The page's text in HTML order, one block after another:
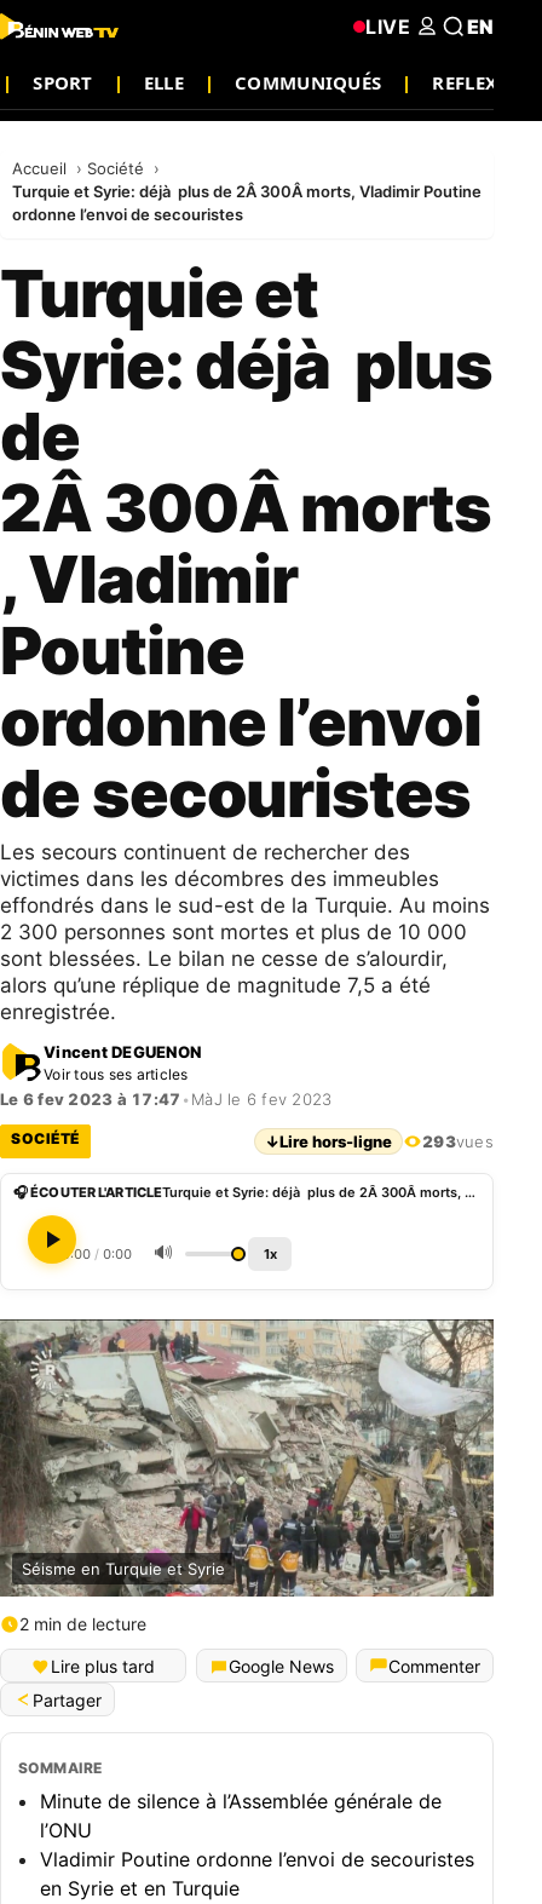
SPORT ELLE COMMUNIQUÉS REFLEXION
LIVE EN
Accueil
Société
Turquie et Syrie: déjà plus de 2Â 300Â morts, Vladimir Poutine
ordonne l’envoi de secouristes
Turquie et
Syrie: déjà plus
de
2Â 300Â morts
, Vladimir
Poutine
ordonne l’envoi
de secouristes
Les secours continuent de rechercher des
victimes dans les décombres des immeubles
effondrés dans le sud-est de la Turquie. Au moins
2 300 personnes sont mortes et plus de 10 000
sont blessées. Le bilan ne cesse de s’alourdir,
alors qu’une réplique de magnitude 7,5 a été
enregistrée.
Vincent DEGUENON
Voir tous ses articles
Le 6 fev 2023 à 17:47 • MàJ le 6 fev 2023
SOCIÉTÉ ↓Lire hors-ligne 293vues
🎧 ÉCOUTER L'ARTICLE Turquie et Syrie: déjà plus de 2Â 300Â morts, Vladimir Poutine ordonne l’envoi de secouristes
0:00 / 0:00 🔊 1x
Séisme en Turquie et Syrie
2 min de lecture
Lire plus tard Google News
Commenter
Partager
SOMMAIRE
Minute de silence à l’Assemblée générale de
l’ONU
Vladimir Poutine ordonne l’envoi de secouristes
en Syrie et en Turquie